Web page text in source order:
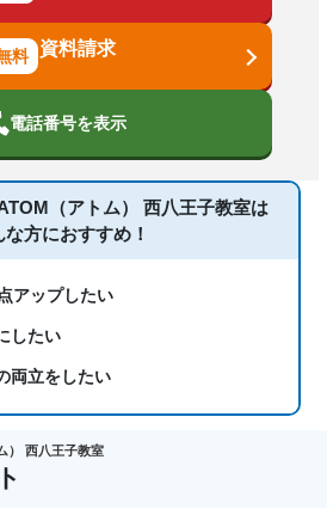
授業の振替可能、不登校生に対応、
ライン対応、1科目から受講可能、
講習のみの受講可、発達障害・学習
の子どもに対応、自習室あり
、現代文、古典（古文・漢文）、算
数学、理科、物理、化学、生物、地
社会、倫理、日本史、世界史、歴史
、政治経済、地理、英語、情報、小
資料請求
電話番号を表示
（アトム） 西八王子教室は
な方におすすめ！
アップしたい
したい
両立をしたい
） 西八王子教室